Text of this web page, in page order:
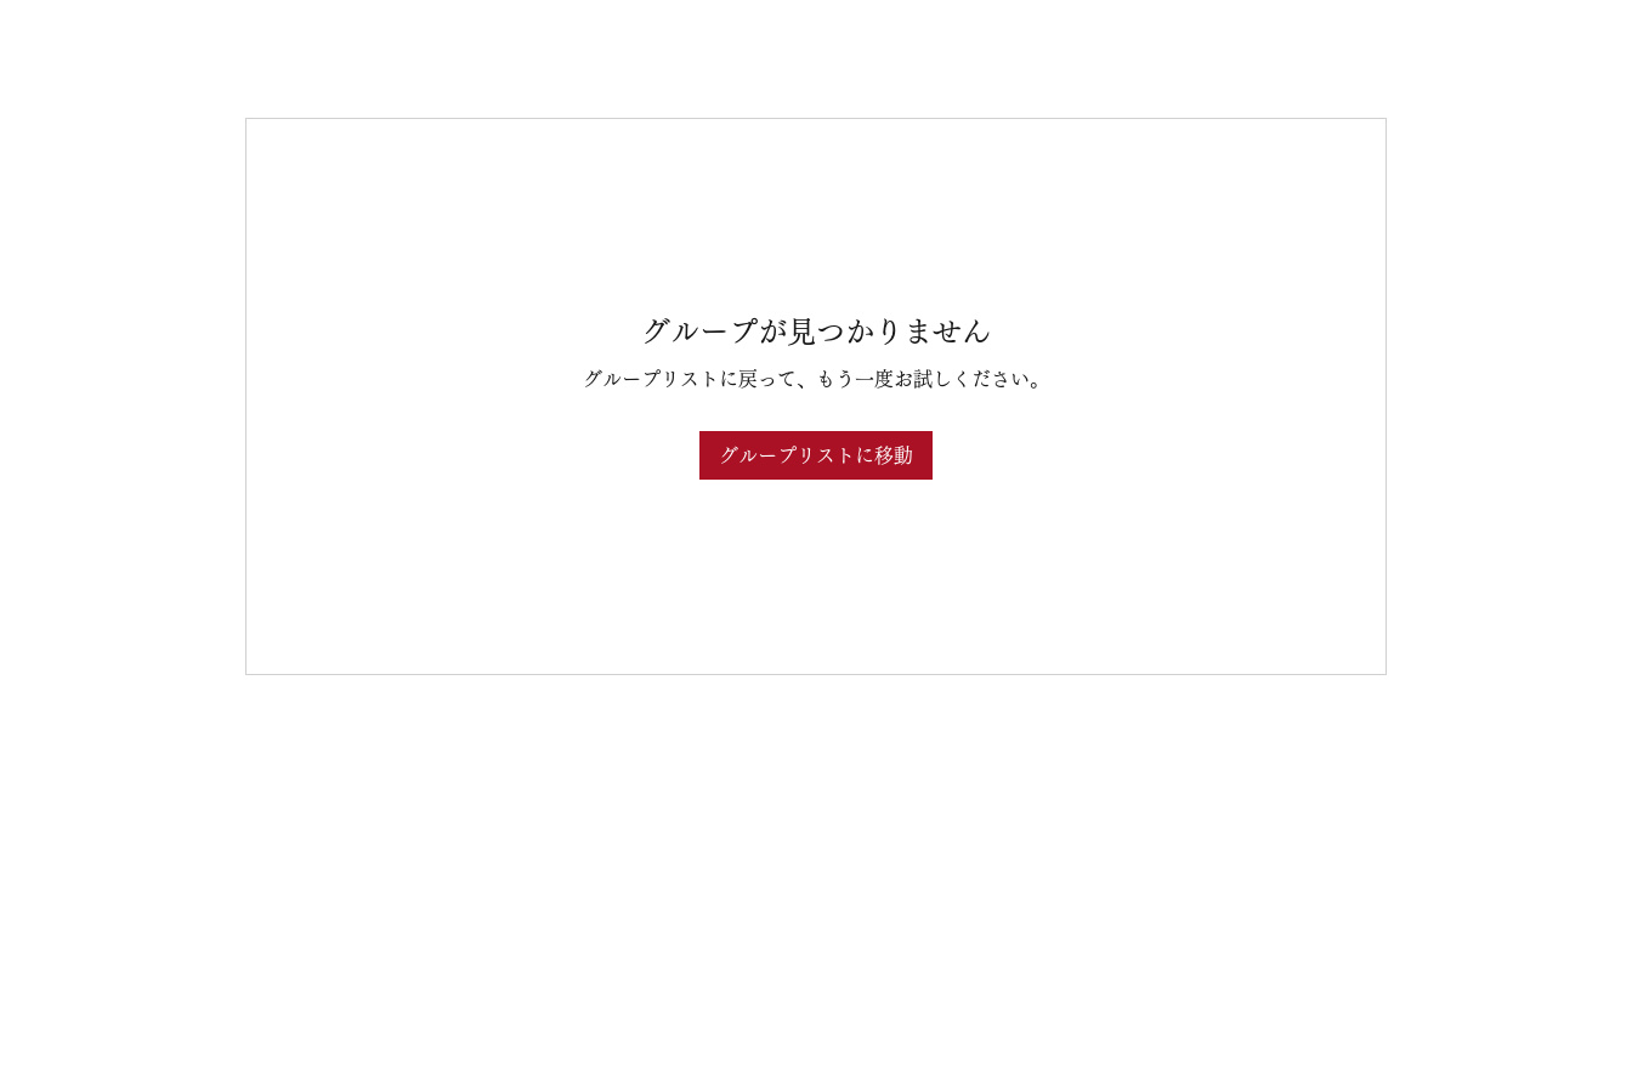
グループが見つかりません
グループリストに戻って、もう一度お試しください。
グループリストに移動